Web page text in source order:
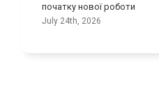
початку нової роботи
July 24th, 2026